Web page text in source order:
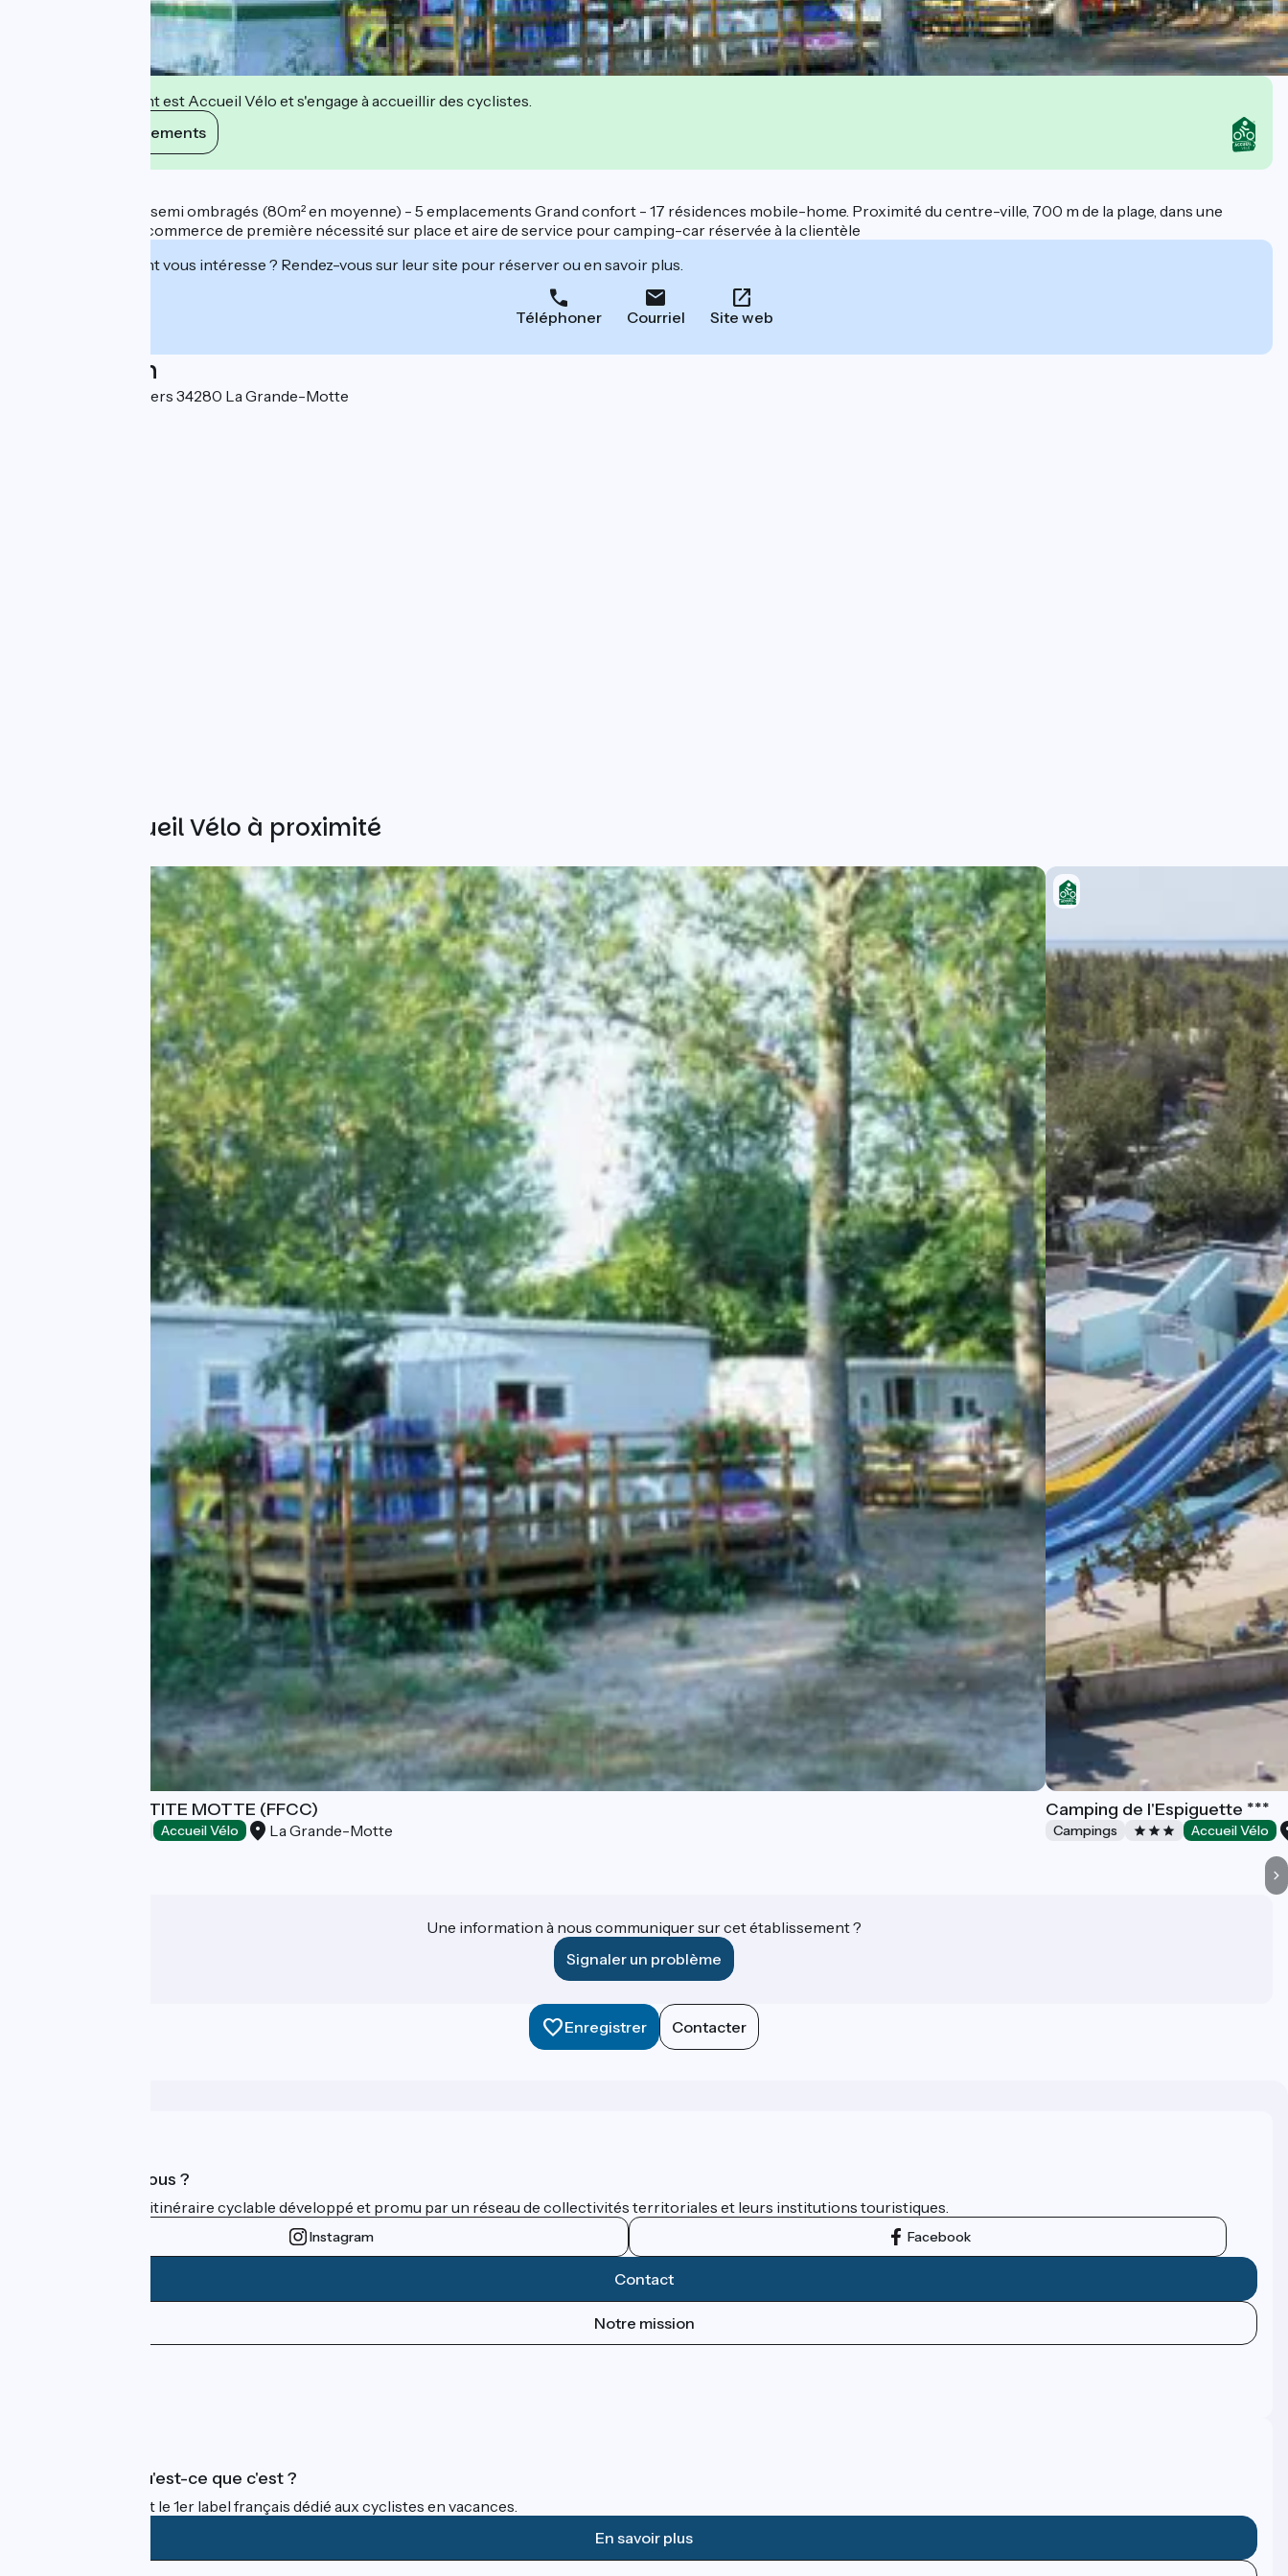
Cet établissement est Accueil Vélo et s'engage à accueillir des cyclistes.
Voir ses engagements
195 emplacements semi ombragés (80m² en moyenne) - 5 emplacements Grand confort - 17 résidences mobile-home. Proximité du centre-ville, 700 m de la plage, dans une
peupleraie. Snack, commerce de première nécessité sur place et aire de service pour camping-car réservée à la clientèle
Cet établissement vous intéresse ? Rendez-vous sur leur site pour réserver ou en savoir plus.
Téléphoner Courriel Site web
Localisation
195 allée des Peupliers 34280 La Grande-Motte
Autres Accueil Vélo à proximité
CAMPING LA PETITE MOTTE (FFCC)
Accueil Vélo La Grande-Motte
Camping de l'Espiguette ***
Campings Accueil Vélo
Une information à nous communiquer sur cet établissement ?
Signaler un problème
Enregistrer Contacter
Qui sommes-nous ?
ViaRhôna est un itinéraire cyclable développé et promu par un réseau de collectivités territoriales et leurs institutions touristiques.
Instagram Facebook
Contact
Notre mission
Accueil Vélo qu'est-ce que c'est ?
Accueil Vélo c'est le 1er label français dédié aux cyclistes en vacances.
En savoir plus